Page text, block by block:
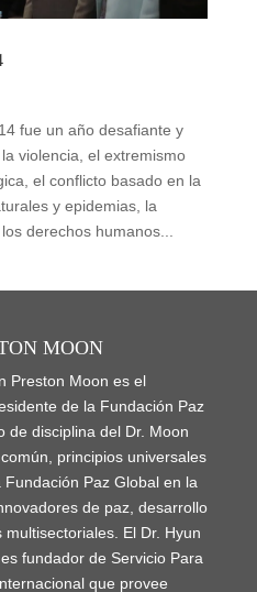
fue un año desafiante y
violencia, el extremismo
el conflicto basado en la
y epidemias, la
derechos humanos...
MOON
Preston Moon es el
de la Fundación Paz
de disciplina del Dr. Moon
principios universales
Paz Global en la
de paz, desarrollo
El Dr. Hyun
fundador de Servicio Para
que provee